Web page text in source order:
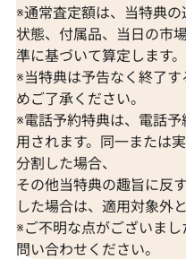
※通常査定額は、当特典の
状態、付属品、当日の市
準に基づいて算定します。
※当特典は予告なく終了
めご了承ください。
※電話予約特典は、電話
用されます。同一または
分割した場合、
その他当特典の趣旨に反
した場合は、適用対象外
※ご不明な点がございま
問い合わせください。